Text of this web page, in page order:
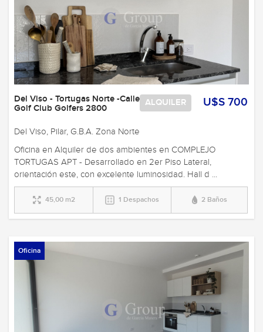
U$S 700
ALQUILER
Del Viso - Tortugas Norte -Calle
Golf Club Golfers 2800
Del Viso, Pilar, G.B.A. Zona Norte
Oficina en Alquiler de dos ambientes en COMPLEJO
TORTUGAS APT - Desarrollado en 2er Piso Lateral,
orientación este, con excelente luminosidad. Hall d ...
45,00 m2 1 Despachos 2 Baños
Oficina